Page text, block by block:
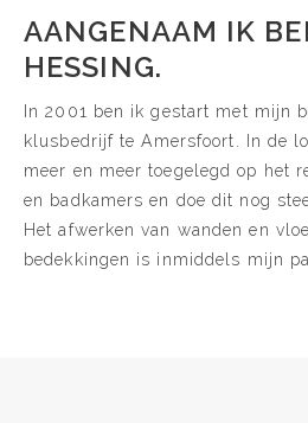
AANGENAAM IK
HESSING.
In 2001 ben ik gestart met mijn
klusbedrijf te Amersfoort. In de
meer en meer toegelegd op het
en badkamers en doe dit nog
Het afwerken van wanden en
bedekkingen is inmiddels mijn